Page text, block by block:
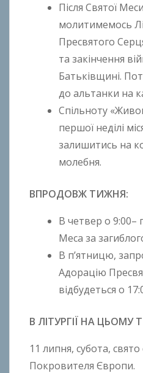
n
t
o
n
B
h
o
n
Після Святої
молитимемось
Пресвятого
та закінчення
Батьківщині.
до альтанки на
Спільноту
першої неділі
залишитись на
молебня.
ВПРОДОВЖ ТИЖНЯ:
В четвер о 9:00–
Меса за
В п’ятницю,
Адорацію
відбудеться о
В ЛІТУРГІЇ НА ЦЬОМУ
11 липня, субота,
Покровителя Європи.